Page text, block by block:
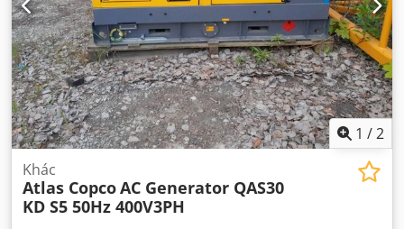
1 /2
Khác
Atlas CopcoAC Generator QAS30
KD S5 50Hz 400V3PH